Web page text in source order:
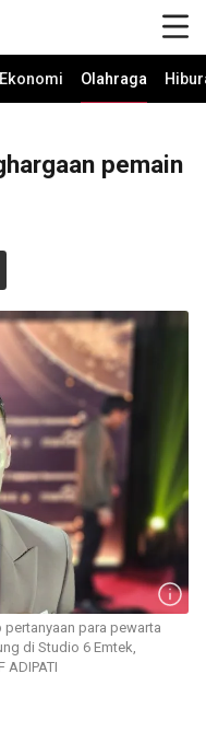
Ekonomi Olahraga
pemain
para pewarta
di Studio 6 Emtek,
ADIPATI